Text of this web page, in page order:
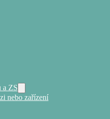
a ZS
nebo zařízení